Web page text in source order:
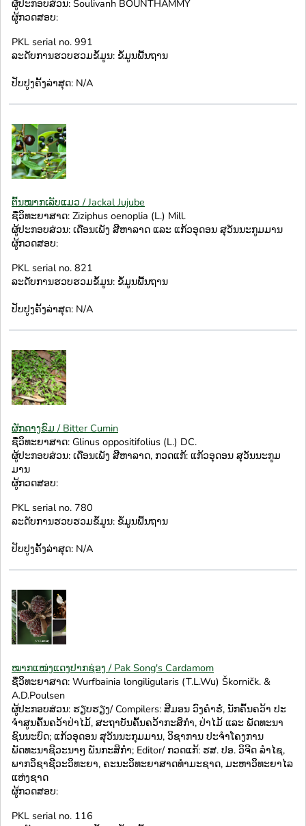
ຜູ້ປະກອບສ່ວນ: Soulivanh BOUNTHAMMY
ຜູ້ກວດສອບ:
PKL serial no. 991
ລະດັບການຮວບຮວມຂໍ້ມູນ: ຂໍ້ມູນພື້ນຖານ
ປັບປູງຄັ້ງລ່າສຸດ: N/A
ຕົ້ນໝາກເລັບແມວ / Jackal Jujube
ຊື່ວິທະຍາສາດ: Ziziphus oenoplia (L.) Mill.
ຜູ້ປະກອບສ່ວນ: ເດືອນເພັງ ສີຫາລາດ ແລະ ແກ້ວອຸດອນ ສຸວັນນະກູມມານ
ຜູ້ກວດສອບ:
PKL serial no. 821
ລະດັບການຮວບຮວມຂໍ້ມູນ: ຂໍ້ມູນພື້ນຖານ
ປັບປູງຄັ້ງລ່າສຸດ: N/A
ຜັກດາງຂົມ / Bitter Cumin
ຊື່ວິທະຍາສາດ: Glinus oppositifolius (L.) DC.
ຜູ້ປະກອບສ່ວນ: ເດືອນເພັງ ສີຫາລາດ, ກວດແກ້: ແກ້ວອຸດອນ ສຸວັນນະກູມ
ມານ
ຜູ້ກວດສອບ:
PKL serial no. 780
ລະດັບການຮວບຮວມຂໍ້ມູນ: ຂໍ້ມູນພື້ນຖານ
ປັບປູງຄັ້ງລ່າສຸດ: N/A
ໝາກແໜ່ງແດງປາກຊ່ອງ / Pak Song's Cardamom
ຊື່ວິທະຍາສາດ: Wurfbainia longiligularis (T.L.Wu) Škorničk. &
A.D.Poulsen
ຜູ້ປະກອບສ່ວນ: ຮຽບຮຽງ/ Compilers: ສີມອນ ວົງຄໍາຮໍ່, ນັກຄົ້ນຄວ້າ ປະ
ຈໍາສູນຄົ້ນຄວ້າປ່າໄມ້, ສະຖາບັນຄົ້ນຄວ້າກະສິກໍາ, ປ່າໄມ້ ແລະ ພັດທະນາ
ຊົນນະບົດ; ແກ້ວອຸດອນ ສຸວັນນະກຸມມານ, ວິຊາການ ປະຈໍາໂຄງການ
ພັດທະນາຊີວະນາໆ ພັນກະສິກໍາ; Editor/ ກວດແກ້: ຮສ. ປອ. ວິຈີດ ລຳໄຊ,
ພາກວິຊາຊີວະວິທະຍາ, ຄະນະວິທະຍາສາດທຳມະຊາດ, ມະຫາວິທະຍາໄລ
ແຫ່ງຊາດ
ຜູ້ກວດສອບ:
PKL serial no. 116